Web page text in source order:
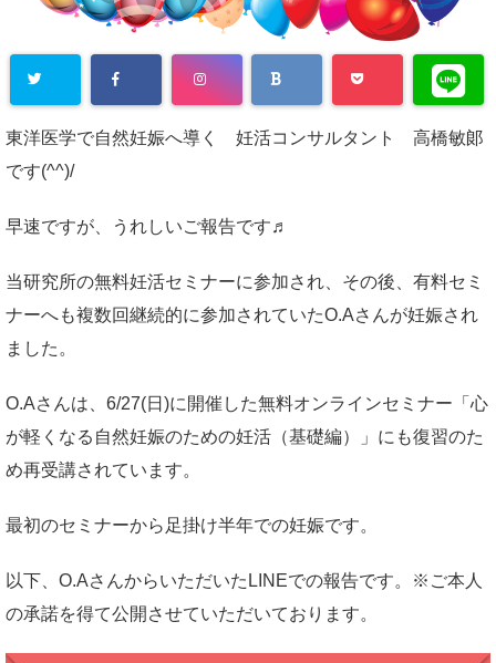
東洋医学で自然妊娠へ導く 妊活コンサルタント 高橋敏郞
です(^^)/
早速ですが、うれしいご報告です♬
当研究所の無料妊活セミナーに参加され、その後、有料セミ
ナーへも複数回継続的に参加されていたO.Aさんが妊娠され
ました。
O.Aさんは、6/27(日)に開催した無料オンラインセミナー「心
が軽くなる自然妊娠のための妊活（基礎編）」にも復習のた
め再受講されています。
最初のセミナーから足掛け半年での妊娠です。
以下、O.AさんからいただいたLINEでの報告です。※ご本人
の承諾を得て公開させていただいております。